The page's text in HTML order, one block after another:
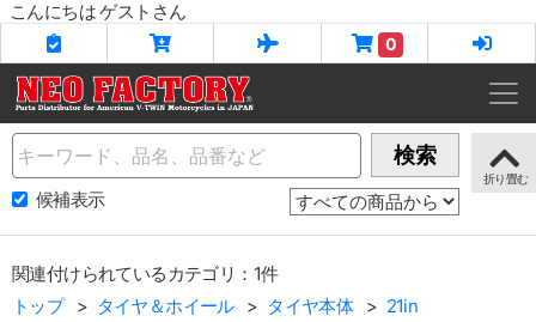
こんにちは ゲストさん
0
Name 検索
候補表示
関連付けられているカテゴリ：1件
トップ
タイヤ＆ホイール タイヤ本体 21in